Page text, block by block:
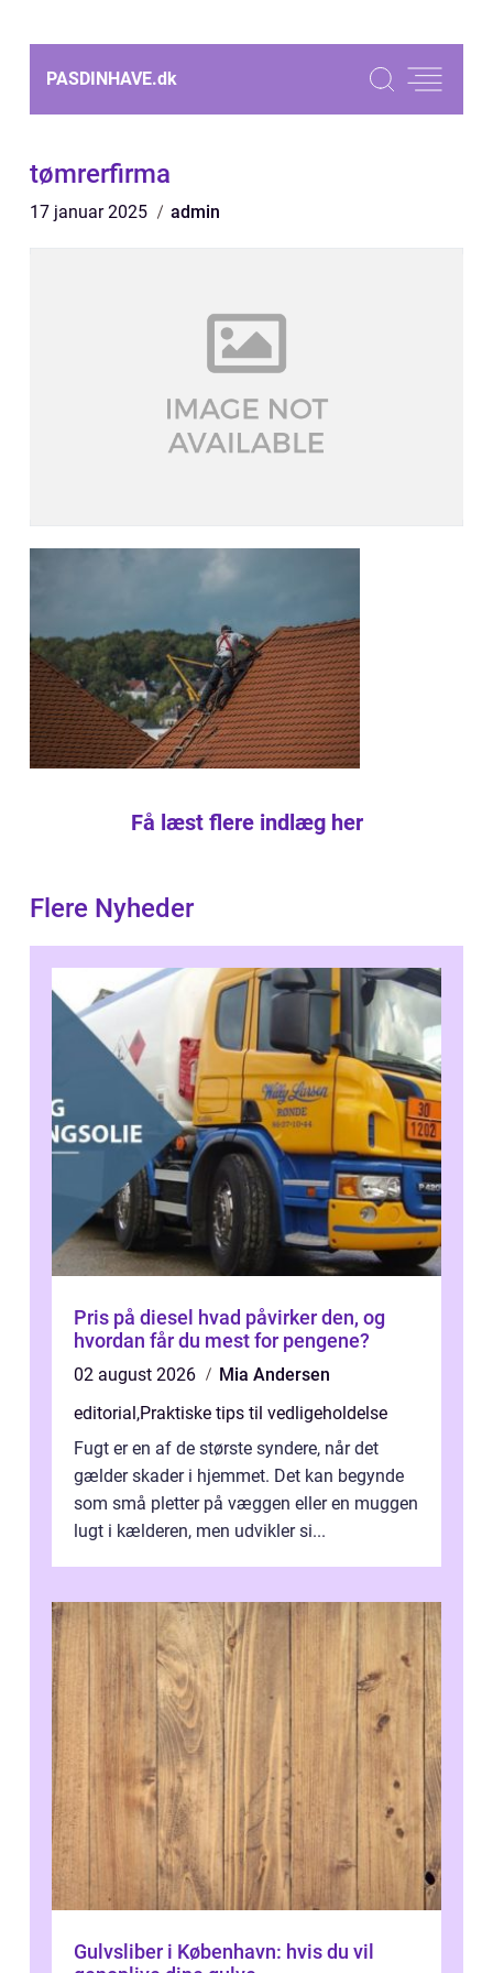
PASDINHAVE.dk
tømrerfirma
17 januar 2025 admin
Få læst flere indlæg her
Flere Nyheder
Pris på diesel hvad påvirker den, og
hvordan får du mest for pengene?
02 august 2026
Mia Andersen
editorial,Praktiske tips til vedligeholdelse
Fugt er en af de største syndere, når det
gælder skader i hjemmet. Det kan begynde
som små pletter på væggen eller en muggen
lugt i kælderen, men udvikler si...
Gulvsliber i København: hvis du vil